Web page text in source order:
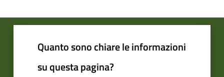
Quanto sono chiare le informazioni
su questa pagina?